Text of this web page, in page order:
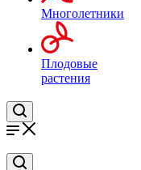
Многолетники
Плодовые
растения